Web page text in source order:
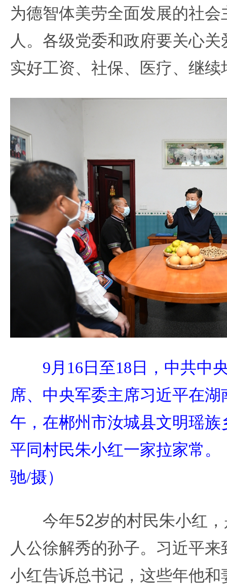
为德智体美劳全面发展的社
人。各级党委和政府要关心
实好工资、社保、医疗、继
9月16日至18日，中共中
席、中央军委主席习近平在
午，在郴州市汝城县文明瑶
平同村民朱小红一家拉家常
驰/摄）
今年52岁的村民朱小红，
人公徐解秀的孙子。习近平
小红告诉总书记，这些年他